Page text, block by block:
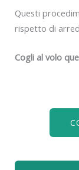
Questi
rispetto di
Cogli al volo